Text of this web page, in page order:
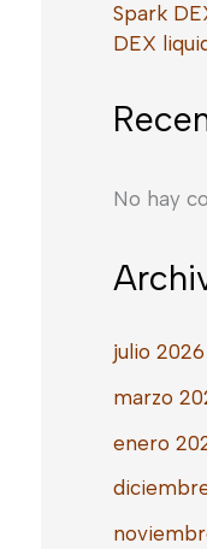
Spark
DEX
No hay
julio 2026
marzo
enero